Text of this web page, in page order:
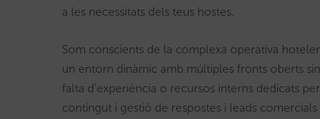
a les necessitats dels teus hostes.
Som conscients de la complexa operativa
un entorn dinàmic amb múltiples fronts oberts
falta d’experiència o recursos interns dedicats
contingut i gestió de respostes i leads comercials